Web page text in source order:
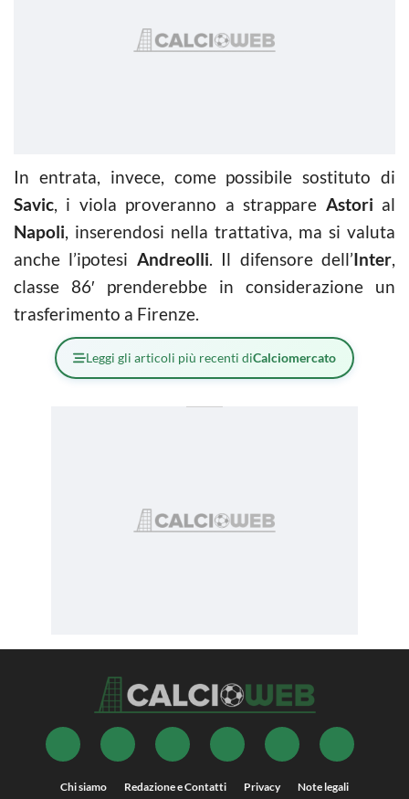
In entrata, invece, come possibile sostituto di
Savic, i viola proveranno a strappare Astori al
Napoli, inserendosi nella trattativa, ma si valuta
anche l’ipotesi Andreolli. Il difensore dell’Inter,
classe 86′ prenderebbe in considerazione un
trasferimento a Firenze.
Leggi gli articoli più recenti diCalciomercato
Chi siamo Redazione e Contatti Privacy Note legali